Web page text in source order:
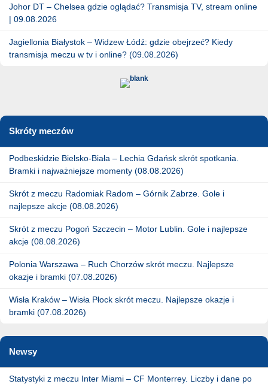
Johor DT – Chelsea gdzie oglądać? Transmisja TV, stream online
| 09.08.2026
Jagiellonia Białystok – Widzew Łódź: gdzie obejrzeć? Kiedy
transmisja meczu w tv i online? (09.08.2026)
Skróty meczów
Podbeskidzie Bielsko-Biała – Lechia Gdańsk skrót spotkania.
Bramki i najważniejsze momenty (08.08.2026)
Skrót z meczu Radomiak Radom – Górnik Zabrze. Gole i
najlepsze akcje (08.08.2026)
Skrót z meczu Pogoń Szczecin – Motor Lublin. Gole i najlepsze
akcje (08.08.2026)
Polonia Warszawa – Ruch Chorzów skrót meczu. Najlepsze
okazje i bramki (07.08.2026)
Wisła Kraków – Wisła Płock skrót meczu. Najlepsze okazje i
bramki (07.08.2026)
Newsy
Statystyki z meczu Inter Miami – CF Monterrey. Liczby i dane po